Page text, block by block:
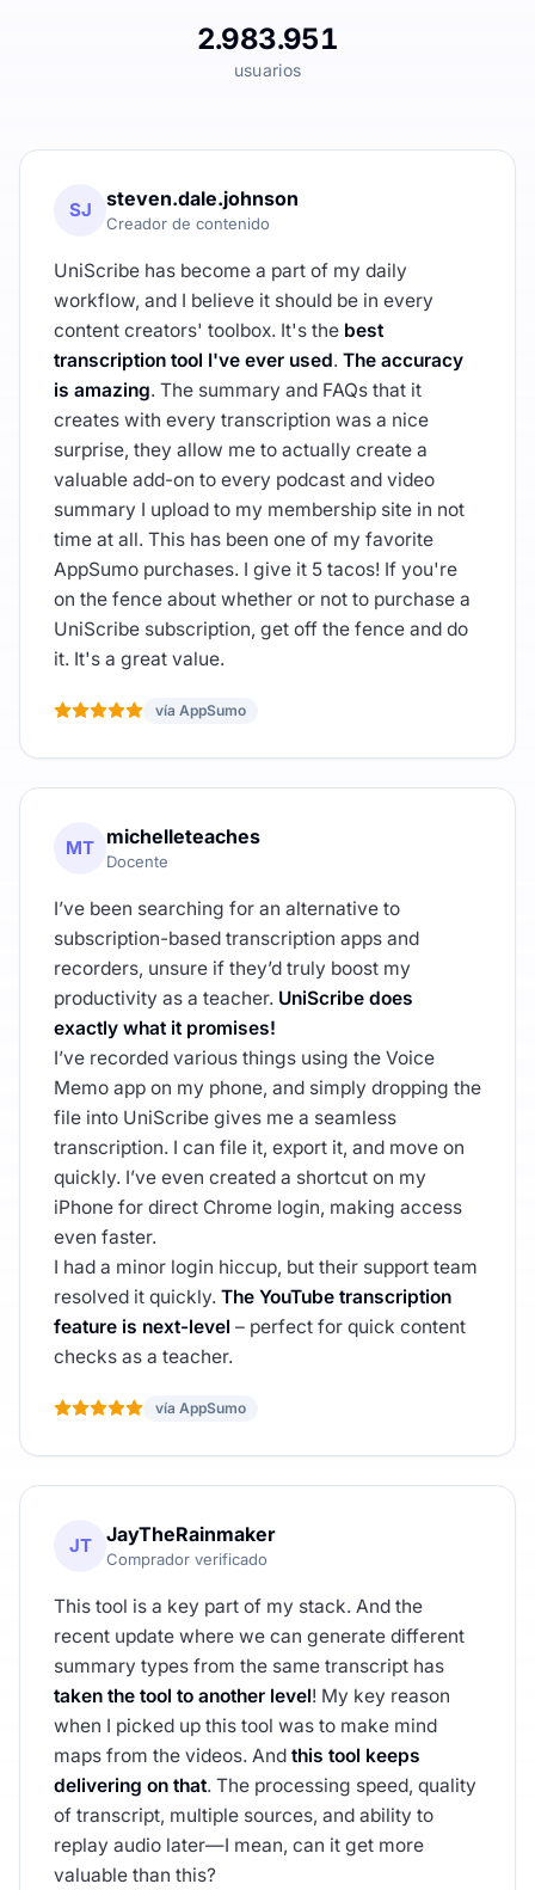
2.983.951
usuarios
SJ steven.dale.johnson
Creador de contenido
UniScribe has become a part of my daily
workflow, and I believe it should be in every
content creators' toolbox. It's the best
transcription tool I've ever used. The accuracy
is amazing. The summary and FAQs that it
creates with every transcription was a nice
surprise, they allow me to actually create a
valuable add-on to every podcast and video
summary I upload to my membership site in not
time at all. This has been one of my favorite
AppSumo purchases. I give it 5 tacos! If you're
on the fence about whether or not to purchase a
UniScribe subscription, get off the fence and do
it. It's a great value.
vía AppSumo
MT michelleteaches
Docente
I’ve been searching for an alternative to
subscription-based transcription apps and
recorders, unsure if they’d truly boost my
productivity as a teacher. UniScribe does
exactly what it promises!
I’ve recorded various things using the Voice
Memo app on my phone, and simply dropping the
file into UniScribe gives me a seamless
transcription. I can file it, export it, and move on
quickly. I’ve even created a shortcut on my
iPhone for direct Chrome login, making access
even faster.
I had a minor login hiccup, but their support team
resolved it quickly. The YouTube transcription
feature is next-level – perfect for quick content
checks as a teacher.
vía AppSumo
JT JayTheRainmaker
Comprador verificado
This tool is a key part of my stack. And the
recent update where we can generate different
summary types from the same transcript has
taken the tool to another level! My key reason
when I picked up this tool was to make mind
maps from the videos. And this tool keeps
delivering on that. The processing speed, quality
of transcript, multiple sources, and ability to
replay audio later—I mean, can it get more
valuable than this?